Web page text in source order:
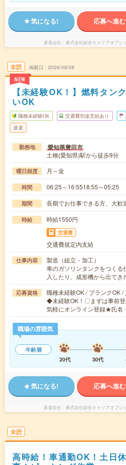
気になる! 応募へ進む
派遣会社 株式会社綜合キャリアオプシ
未読
NEW
掲載日 2026/08/08
【未経験OK！】燃料タン
いOK
職種未経験OK 交通費別途支給あり
派遣
勤務地 愛知県豊田市
土橋(愛知県)駅から徒歩9分
曜日頻度 月～金
時間 06:25～16:5518:55～05:25
期間 長期でお仕事できる方、大歓
時給 時給1550円
交通費
交通費規定内支給
仕事内容
製造（組立・加工）
車のガソリンタンクをつく
入したり、成形機から出て
応募資格
職種未経験OK / ブランクOK /
◆未経験OK！〇まずは事前
気軽にオンライン登録★氏名
職場の雰囲気
年齢層
20代
30代
気になる! 応募へ進む
派遣会社 株式会社綜合キャリアオプシ
未読
高時給！車通勤OK！土日